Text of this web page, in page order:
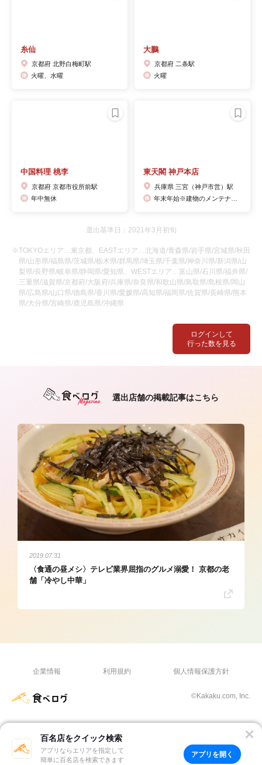
百名店をクイック検索
アプリならエリアを指定して
簡単に百名店を検索できます
アプリを開く
ログインして
行った数を見る
糸仙
京都府 北野白梅町駅
火曜、水曜
大鵬
京都府 二条駅
火曜
中国料理 桃李
京都府 京都市役所前駅
年中無休
東天閣 神戸本店
兵庫県 三宮（神戸市営）駅
選出基準日：2021年3月初旬
※TOKYOエリア…東京都、EASTエリア…北海道/青森県/岩手県/宮城県/秋田
県/山形県/福島県/茨城県/栃木県/群馬県/埼玉県/千葉県/神奈川県/新潟県/山
梨県/長野県/岐阜県/静岡県/愛知県、WESTエリア…富山県/石川県/福井県/
三重県/滋賀県/京都府/大阪府/兵庫県/奈良県/和歌山県/鳥取県/島根県/岡山
県/広島県/山口県/徳島県/香川県/愛媛県/高知県/福岡県/佐賀県/長崎県/熊本
県/大分県/宮崎県/鹿児島県/沖縄県
選出店舗の掲載記事はこちら
2019.07.31
〈食通の昼メシ〉テレビ業界屈指のグルメ溺愛！ 京都の老
舗「冷やし中華」
企業情報 利用規約 個人情報保護方針
©Kakaku.com, Inc.